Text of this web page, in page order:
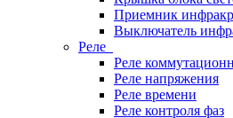
Приемник
Выключатель
Реле
Реле
Реле напряжения
Реле времени
Реле контроля фаз